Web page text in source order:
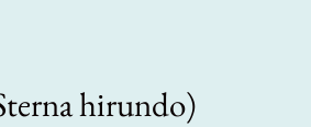
hirundo)